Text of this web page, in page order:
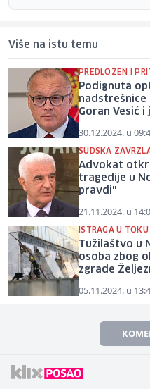
Više na istu temu
PREDLOŽEN I
Podignuta
nadstrešnice
Goran Vesić i
30.12.2024. u
SUDSKA
Advokat
tragedije u
pravdi"
21.11.2024. u
ISTRAGA U TOKU
Tužilaštvo u
osoba zbog
zgrade
05.11.2024. u